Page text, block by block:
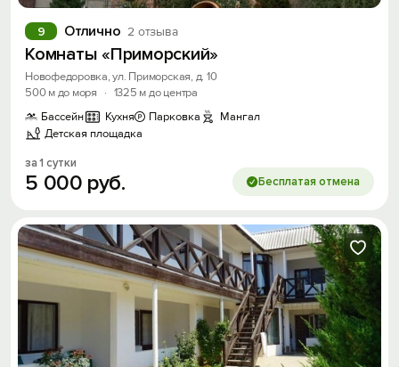
Отлично 2 отзыва
9
Комнаты «Приморский»
Новофедоровка, ул. Приморская, д. 10
500 м до моря
· 1325 м до центра
Бассейн
Кухня Парковка
Мангал
Детская площадка
за 1 сутки
5 000 руб. Бесплатая отмена